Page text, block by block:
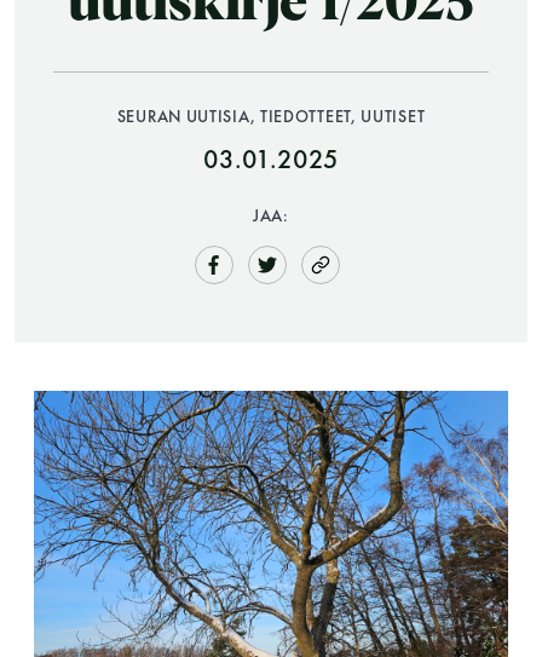
Saunatalo on avoinna
myös helatorstaina
-Naisten päivät ovat maanantai ja
torstai
SEURAN UUTISIA, TIEDOTTEET, UUTISET
03.01.2025
JAA: